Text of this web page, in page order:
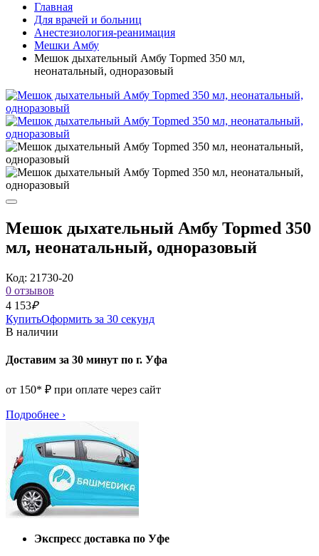
Главная
Для врачей и больниц
Анестезиология-реанимация
Мешки Амбу
Мешок дыхательный Амбу Topmed 350 мл,
неонатальный, одноразовый
Мешок дыхательный Амбу Topmed 350
мл, неонатальный, одноразовый
Код: 21730-20
0 отзывов
4 153₽
КупитьОформить за 30 секунд
В наличии
Доставим за 30 минут по г. Уфа
от 150* ₽ при оплате через сайт
Подробнее ›
Экспресс доставка по Уфе